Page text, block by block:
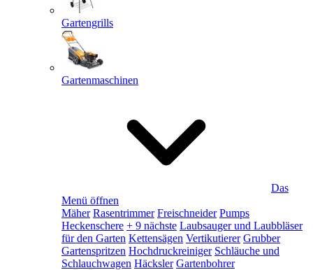
Gartengrills
Gartenmaschinen
Das
Menü öffnen
Mäher Rasentrimmer Freischneider Pumps
Heckenschere + 9 nächste Laubsauger und Laubbläser
für den Garten Kettensägen Vertikutierer Grubber
Gartenspritzen Hochdruckreiniger Schläuche und
Schlauchwagen Häcksler Gartenbohrer